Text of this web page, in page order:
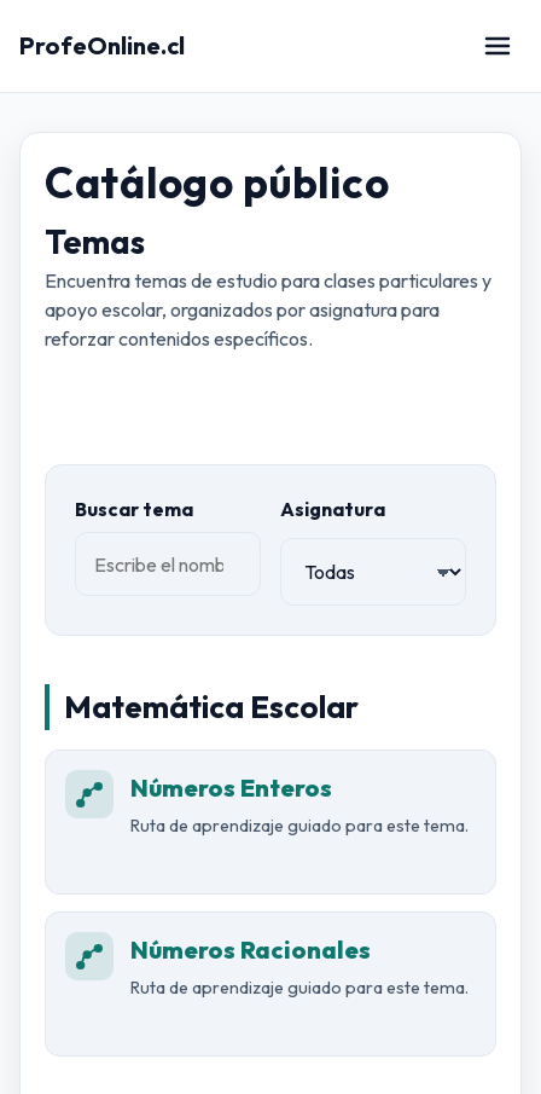
ProfeOnline.cl
Catálogo público
Temas
Encuentra temas de estudio para clases particulares y
apoyo escolar, organizados por asignatura para
reforzar contenidos específicos.
Buscar tema Asignatura
Matemática Escolar
Números Enteros
Ruta de aprendizaje guiado para este tema.
Números Racionales
Ruta de aprendizaje guiado para este tema.